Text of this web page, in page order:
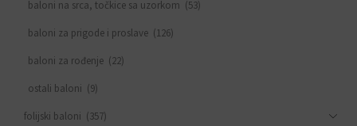
baloni na srca, točkice sa uzorkom (53)
baloni za prigode i proslave (126)
baloni za rođenje (22)
ostali baloni (9)
folijski baloni (357)